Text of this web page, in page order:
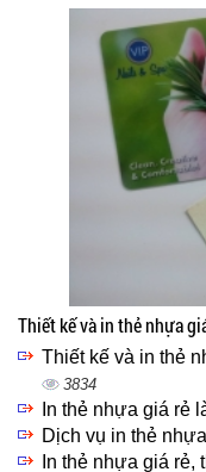
Thiết kế và in thẻ nhựa
Thiết kế và in thẻ
3834
In thẻ nhựa giá rẻ
Dịch vụ in thẻ
In thẻ nhựa giá